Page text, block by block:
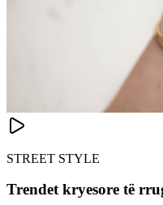
STREET STYLE
Trendet kryesore të